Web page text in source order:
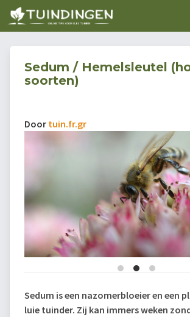
Sedum / Hemelsleutel
soorten)
Door tuin.fr.gr
Sedum is een nazomerbloeier en een
luie tuinder. Zij kan immers weken